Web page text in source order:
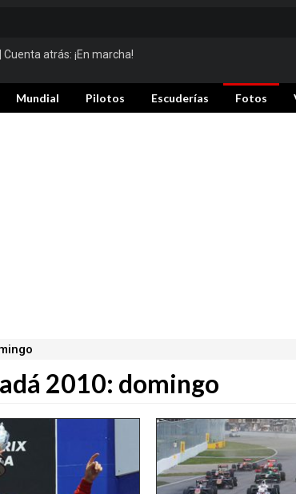
| Cuenta atrás: ¡En marcha!
Mundial Pilotos Escuderías Fotos
2010: domingo